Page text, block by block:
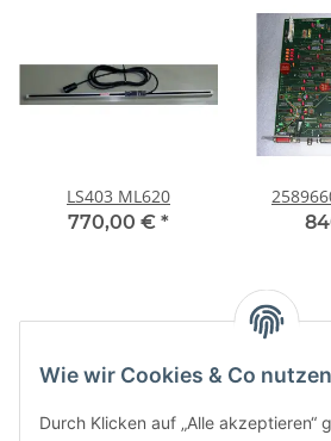
Wie wir Cookies & Co nutzen
Durch Klicken auf „Alle akzeptieren“
LS403 ML620
770,00 € *
Kategorien